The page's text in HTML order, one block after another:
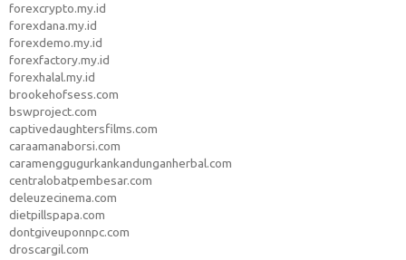
forexcrypto.my.id
forexdana.my.id
forexdemo.my.id
forexfactory.my.id
forexhalal.my.id
brookehofsess.com
bswproject.com
captivedaughtersfilms.com
caraamanaborsi.com
caramenggugurkankandunganherbal.com
centralobatpembesar.com
deleuzecinema.com
dietpillspapa.com
dontgiveuponnpc.com
droscargil.com